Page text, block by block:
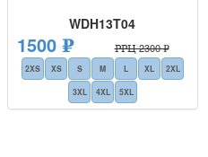
WDH13T04
1500 ₽ РРЦ 2300 ₽
2XS XS S M L XL
2XL
3XL
4XL 5XL